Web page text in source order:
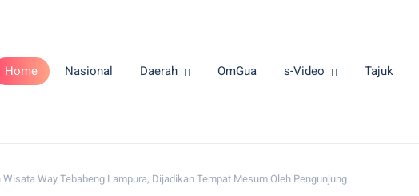
Home Nasional Daerah OmGua s-Video Tajuk
Wisata Way Tebabeng Lampura, Dijadikan Tempat Mesum Oleh Pengunjung